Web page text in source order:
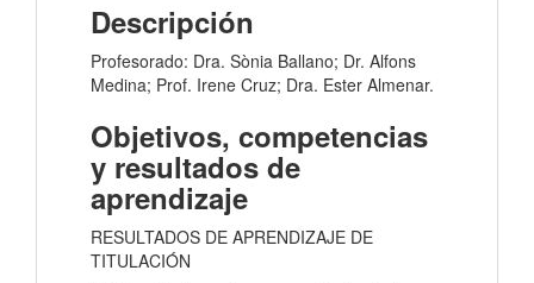
Descripción
Profesorado: Dra. Sònia Ballano; Dr. Alfons
Medina; Prof. Irene Cruz; Dra. Ester Almenar.
Objetivos, competencias
y resultados de
aprendizaje
RESULTADOS DE APRENDIZAJE DE
TITULACIÓN